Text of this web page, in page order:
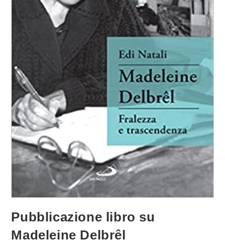
Pubblicazione libro su
Madeleine Delbrêl